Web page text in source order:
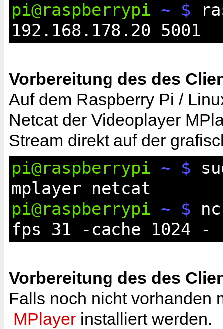
pi@raspberrypi ~ $
192.168.178.20 5001
Vorbereitung des des
Auf dem Raspberry Pi /
Netcat der Videoplayer
Stream direkt auf der
pi@raspberrypi ~ $
mplayer netcat
pi@raspberrypi ~ $
fps 31 -cache 1024 -
Vorbereitung des des
Falls noch nicht vorhanden
MPlayer installiert werden.